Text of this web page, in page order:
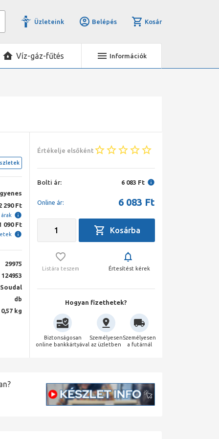
Üzleteink Belépés Kosár
Víz-gáz-fűtés Információk
290 Ft
090 Ft
29975
124953
Soudal
db
0,57 kg
Értékelje elsőként
Bolti ár: 6 083 Ft
Online ár: 6 083 Ft
Listára teszem Értesítést kérek
Hogyan fizethetek?
Biztonságosan
online bankkártyával
Személyesen
az üzletben
Személyesen
a futárnál